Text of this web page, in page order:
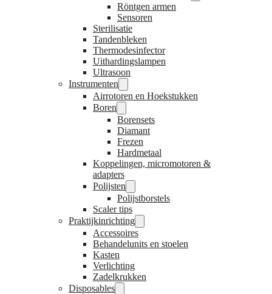
Röntgen armen
Sensoren
Sterilisatie
Tandenbleken
Thermodesinfector
Uithardingslampen
Ultrasoon
Instrumenten
Airrotoren en Hoekstukken
Boren
Borensets
Diamant
Frezen
Hardmetaal
Koppelingen, micromotoren &
adapters
Polijsten
Polijstborstels
Scaler tips
Praktijkinrichting
Accessoires
Behandelunits en stoelen
Kasten
Verlichting
Zadelkrukken
Disposables